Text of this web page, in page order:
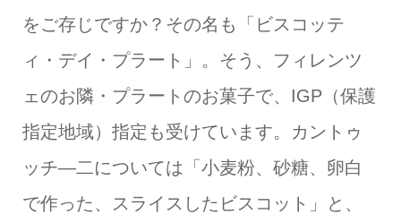
をご存じですか？その名も「ビスコッテ
ィ・デイ・プラート」。そう、フィレンツ
ェのお隣・プラートのお菓子で、IGP（保護
指定地域）指定も受けています。カントゥ
ッチ―二については「小麦粉、砂糖、卵白
で作った、スライスしたビスコット」と、